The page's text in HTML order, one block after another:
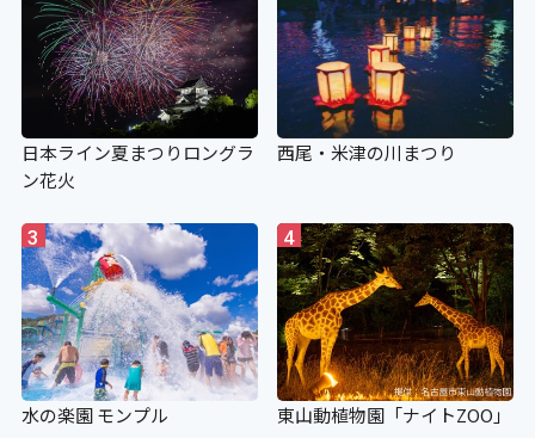
日本ライン夏まつりロングラ
ン花火
西尾・米津の川まつり
3
水の楽園 モンプル
4
東山動植物園「ナイトZOO」